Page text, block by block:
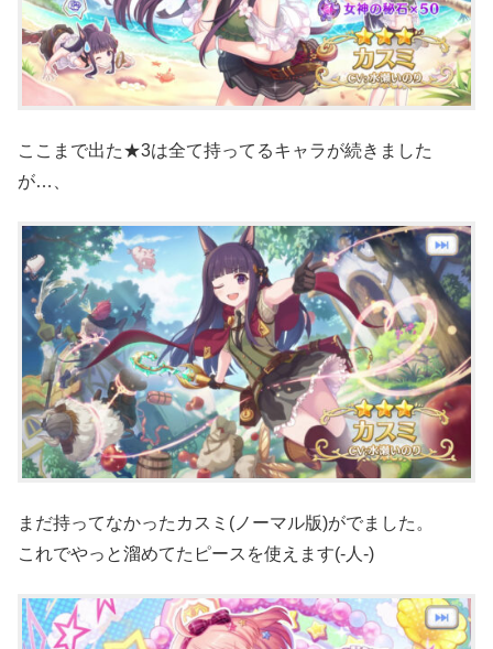
ここまで出た★3は全て持ってるキャラが続きました
が…、
まだ持ってなかったカスミ(ノーマル版)がでました。
これでやっと溜めてたピースを使えます(-人-)